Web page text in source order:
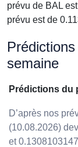
prévu de BAL
prévu est de
semaine
Prédictions du
D’après nos
(10.08.2026)
et